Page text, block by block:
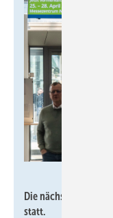
Die nächste IFH/
statt.